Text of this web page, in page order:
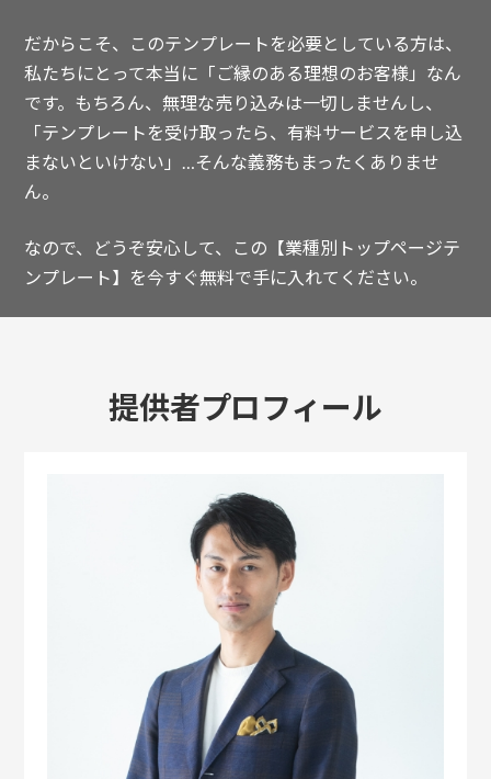
だからこそ、このテンプレートを必要としている方は、
私たちにとって本当に「ご縁のある理想のお客様」なん
です。もちろん、無理な売り込みは一切しませんし、
「テンプレートを受け取ったら、有料サービスを申し込
まないといけない」…そんな義務もまったくありませ
ん。
なので、どうぞ安心して、この【業種別トップページテ
ンプレート】を今すぐ無料で手に入れてください。
提供者プロフィール